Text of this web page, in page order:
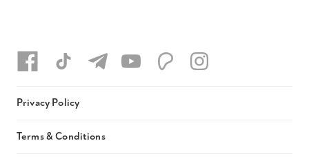
Privacy Policy
Terms & Conditions